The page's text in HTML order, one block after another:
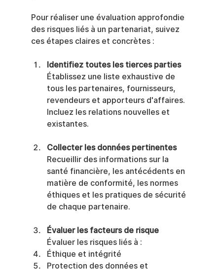
Pour réaliser une évaluation approfondie
des risques liés à un partenariat, suivez
ces étapes claires et concrètes :
Identifiez toutes les tierces parties
Établissez une liste exhaustive de
tous les partenaires, fournisseurs,
revendeurs et apporteurs d'affaires.
Incluez les relations nouvelles et
existantes.
Collecter les données pertinentes
Recueillir des informations sur la
santé financière, les antécédents en
matière de conformité, les normes
éthiques et les pratiques de sécurité
de chaque partenaire.
Évaluer les facteurs de risque
Évaluer les risques liés à :
Éthique et intégrité
Protection des données et